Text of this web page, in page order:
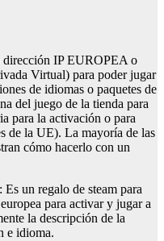
IP EUROPEA o
Virtual) para poder jugar
de idiomas o paquetes de
del juego de la tienda para
para la activación o para
de la UE). La mayoría de las
cómo hacerlo con un
un regalo de steam para
para activar y jugar a
la descripción de la
e idioma.